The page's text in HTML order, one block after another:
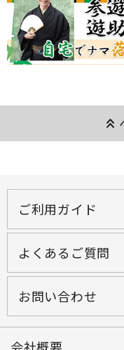
keyboard_double_arrow_up
ご利用ガイド
よくあるご質問
お問い合わせ